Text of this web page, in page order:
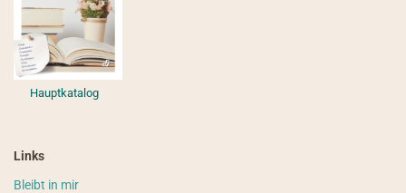
Hauptkatalog
Links
Bleibt in mir